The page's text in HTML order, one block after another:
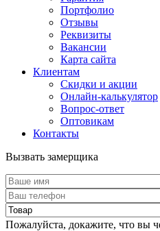
Портфолио
Отзывы
Реквизиты
Вакансии
Карта сайта
Клиентам
Скидки и акции
Онлайн-калькулятор
Вопрос-ответ
Оптовикам
Контакты
Вызвать замерщика
Пожалуйста, докажите, что вы